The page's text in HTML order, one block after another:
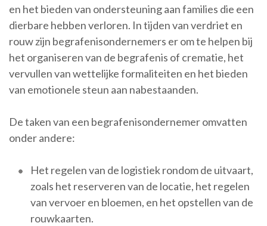
en het bieden van ondersteuning aan families die een
dierbare hebben verloren. In tijden van verdriet en
rouw zijn begrafenisondernemers er om te helpen bij
het organiseren van de begrafenis of crematie, het
vervullen van wettelijke formaliteiten en het bieden
van emotionele steun aan nabestaanden.
De taken van een begrafenisondernemer omvatten
onder andere:
Het regelen van de logistiek rondom de uitvaart,
zoals het reserveren van de locatie, het regelen
van vervoer en bloemen, en het opstellen van de
rouwkaarten.